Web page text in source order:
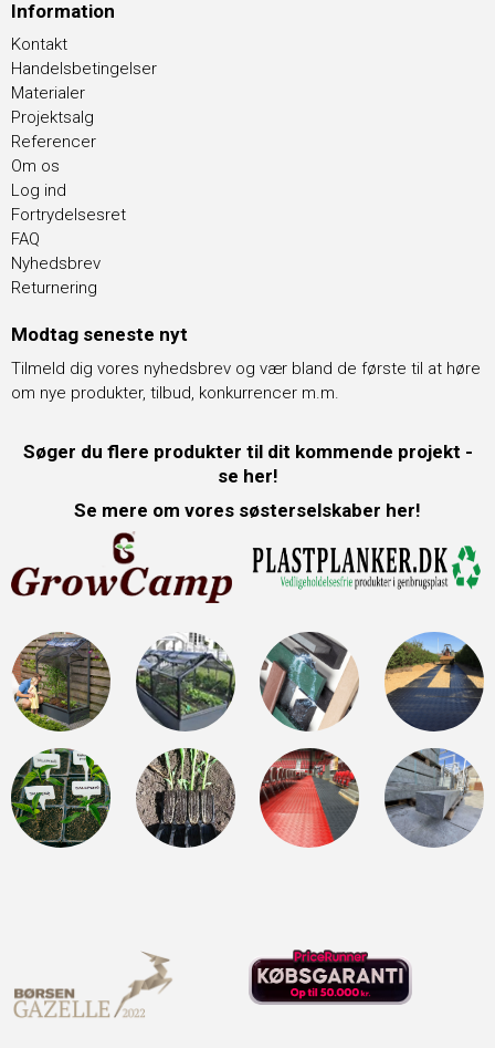
Information
Kontakt
Handelsbetingelser
Materialer
Projektsalg
Referencer
Om os
Log ind
Fortrydelsesret
FAQ
Nyhedsbrev
Returnering
Modtag seneste nyt
Tilmeld dig vores nyhedsbrev og vær bland de første til at høre
om nye produkter, tilbud, konkurrencer m.m.
Søger du flere produkter til dit kommende projekt -
se her!
Se mere om vores søsterselskaber her!